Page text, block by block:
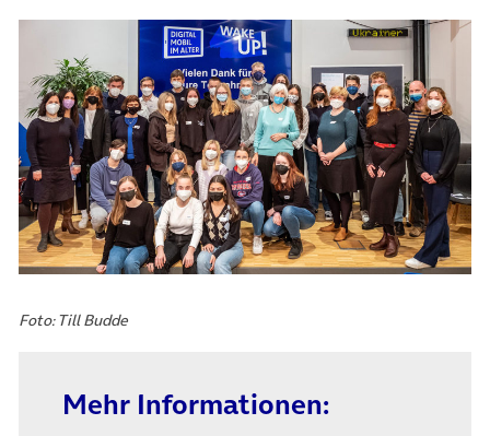
Foto: Till Budde
Mehr Informationen: